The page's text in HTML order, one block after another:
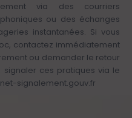
via des courriers
ou des échanges
instantanées. Si vous
contactez immédiatement
ou demander le retour
signaler ces pratiques via le
signalement.gouv.fr